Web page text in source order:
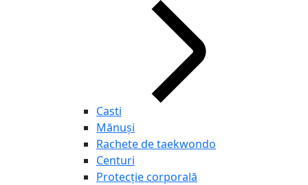
Casti
Mănuși
Rachete de taekwondo
Centuri
Protecție corporală